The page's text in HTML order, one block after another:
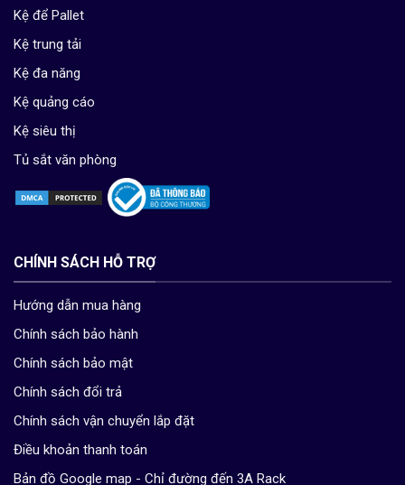
Kệ để Pallet
Kệ trung tải
Kệ đa năng
Kệ quảng cáo
Kệ siêu thị
Tủ sắt văn phòng
CHÍNH SÁCH HỖ TRỢ
Hướng dẫn mua hàng
Chính sách bảo hành
Chính sách bảo mật
Chính sách đổi trả
Chính sách vận chuyển lắp đặt
Điều khoản thanh toán
Bản đồ Google map - Chỉ đường đến 3A Rack